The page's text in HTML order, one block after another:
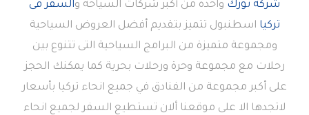
شركة تورك واحدة من أكبر شركات السياحة والسفر فى
تركيا اسطنبول تتميز بتقديم أفضل العروض السياحية
ومجموعة متميزة من البرامج السياحية التى تتنوع بين
رحلات مع مجموعة وحرة ورحلات بحرية كما يمكنك الحجز
على أكبر مجموعة من الفنادق في جميع انحاء تركيا بأسعار
لاتجدها الا على موقعنا ألان تستطيع السفر لجميع انحاء